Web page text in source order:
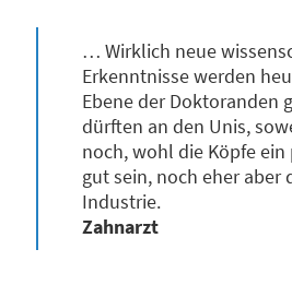
… Wirklich neue
Erkenntnisse werden
Ebene der Doktoranden
dürften an den Unis,
noch, wohl die Köpfe ein
gut sein, noch eher aber
Industrie.
Zahnarzt